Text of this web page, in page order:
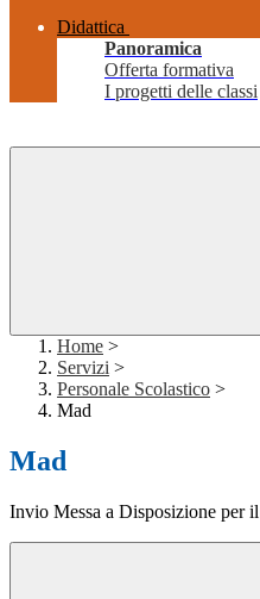
Didattica
Panoramica
Offerta formativa
I progetti delle classi
Home >
Servizi >
Personale Scolastico >
Mad
Mad
Invio Messa a Disposizione per